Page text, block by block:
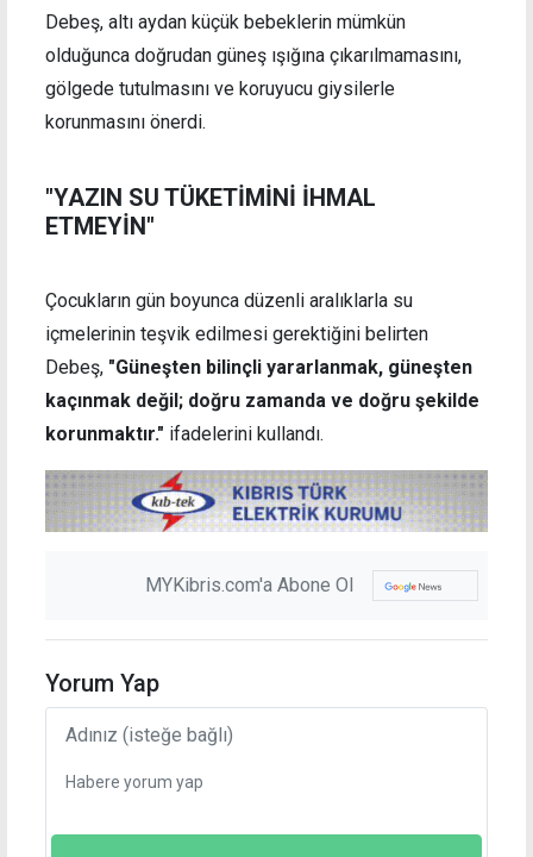
Debeş, altı aydan küçük bebeklerin mümkün
olduğunca doğrudan güneş ışığına çıkarılmamasını,
gölgede tutulmasını ve koruyucu giysilerle
korunmasını önerdi.
"YAZIN SU TÜKETİMİNİ İHMAL
ETMEYİN"
Çocukların gün boyunca düzenli aralıklarla su
içmelerinin teşvik edilmesi gerektiğini belirten
Debeş, "Güneşten bilinçli yararlanmak, güneşten
kaçınmak değil; doğru zamanda ve doğru şekilde
korunmaktır." ifadelerini kullandı.
MYKibris.com'a Abone Ol
Yorum Yap